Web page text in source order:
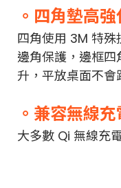
。四角墊高
四角使用 3M 特
邊角保護，邊框
升，平放桌面不會
。兼容無線充
大多數 Qi 無線充